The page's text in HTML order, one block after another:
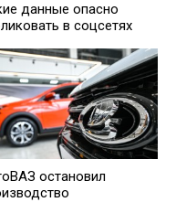
данные опасно
в соцсетях
остановил